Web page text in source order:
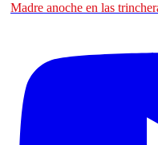
Madre anoche en las